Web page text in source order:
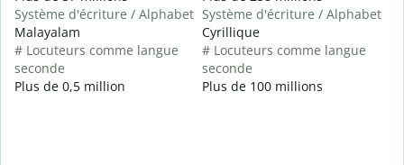
Système d'écriture / Alphabet
Malayalam
# Locuteurs comme langue
seconde
Plus de 0,5 million
Système d'écriture / Alphabet
Cyrillique
# Locuteurs comme langue
seconde
Plus de 100 millions